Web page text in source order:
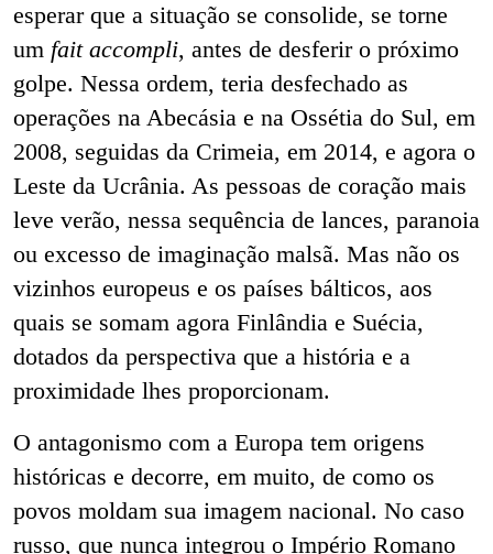
esperar que a situação se consolide, se torne
um fait accompli, antes de desferir o próximo
golpe. Nessa ordem, teria desfechado as
operações na Abecásia e na Ossétia do Sul, em
2008, seguidas da Crimeia, em 2014, e agora o
Leste da Ucrânia. As pessoas de coração mais
leve verão, nessa sequência de lances, paranoia
ou excesso de imaginação malsã. Mas não os
vizinhos europeus e os países bálticos, aos
quais se somam agora Finlândia e Suécia,
dotados da perspectiva que a história e a
proximidade lhes proporcionam.
O antagonismo com a Europa tem origens
históricas e decorre, em muito, de como os
povos moldam sua imagem nacional. No caso
russo, que nunca integrou o Império Romano